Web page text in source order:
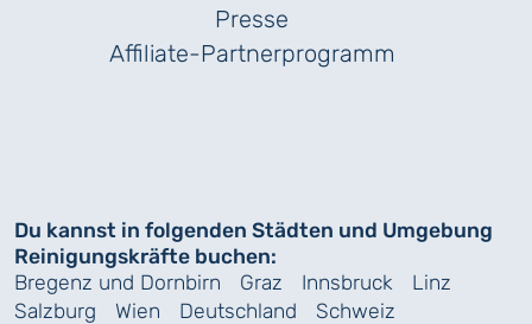
Presse
Affiliate-Partnerprogramm
Du kannst in folgenden Städten und Umgebung
Reinigungskräfte buchen:
Bregenz und Dornbirn
Graz Innsbruck
Linz
Salzburg
Wien Deutschland Schweiz